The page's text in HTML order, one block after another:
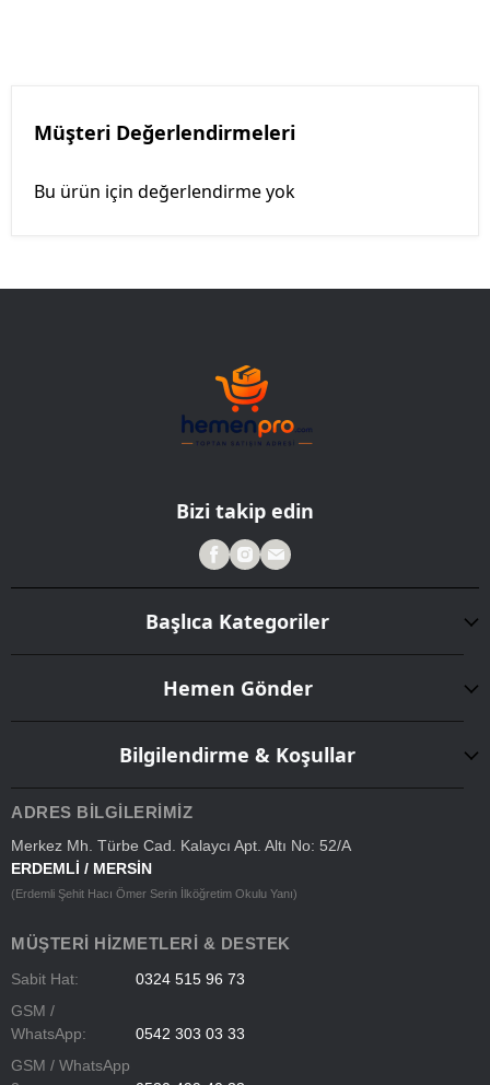
Müşteri Değerlendirmeleri
Bu ürün için değerlendirme yok
Bizi takip edin
Başlıca Kategoriler
Hemen Gönder
Bilgilendirme & Koşullar
ADRES BILGILERIMIZ
Merkez Mh. Türbe Cad. Kalaycı Apt. Altı No: 52/A
ERDEMLİ / MERSİN
(Erdemli Şehit Hacı Ömer Serin İlköğretim Okulu Yanı)
MÜŞTERI HIZMETLERI & DESTEK
Sabit Hat:
0324 515 96 73
GSM /
WhatsApp:
0542 303 03 33
GSM / WhatsApp